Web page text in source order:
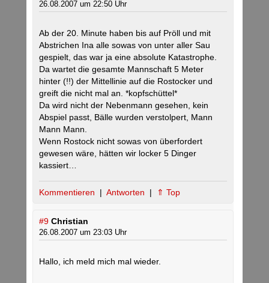
26.08.2007 um 22:50 Uhr
Ab der 20. Minute haben bis auf Pröll und mit
Abstrichen Ina alle sowas von unter aller Sau
gespielt, das war ja eine absolute Katastrophe.
Da wartet die gesamte Mannschaft 5 Meter
hinter (!!) der Mittellinie auf die Rostocker und
greift die nicht mal an. *kopfschüttel*
Da wird nicht der Nebenmann gesehen, kein
Abspiel passt, Bälle wurden verstolpert, Mann
Mann Mann.
Wenn Rostock nicht sowas von überfordert
gewesen wäre, hätten wir locker 5 Dinger
kassiert…
Kommentieren | Antworten | ⇑ Top
#9 Christian
26.08.2007 um 23:03 Uhr
Hallo, ich meld mich mal wieder.